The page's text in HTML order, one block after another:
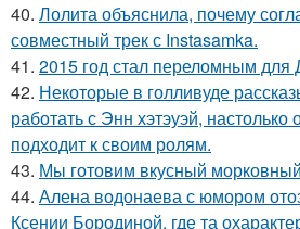
40. Лолита объяснила, почему
совместный трек с Instasamka.
41. 2015 год стал переломным
42. Некоторые в голливуде
работать с Энн хэтэуэй, настолько
подходит к своим ролям.
43. Мы готовим вкусный
44. Алена водонаева с юмором
Ксении Бородиной, где та